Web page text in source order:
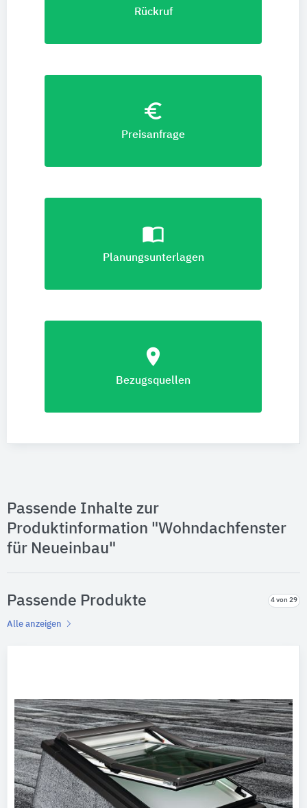
Rückruf
euro_symbol
Preisanfrage
import_contacts
Planungsunterlagen
location_on
Bezugsquellen
Passende Inhalte zur
Produktinformation "Wohndachfenster
für Neueinbau"
Passende Produkte 4 von 29
Alle anzeigen